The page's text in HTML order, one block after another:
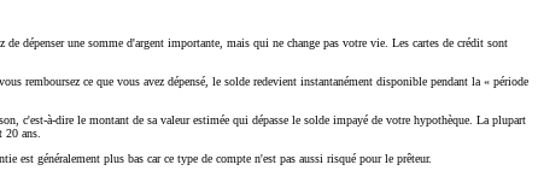
dépenser une somme d'argent importante, mais qui ne change pas votre vie. Les cartes de crédit sont
remboursez ce que vous avez dépensé, le solde redevient instantanément disponible pendant la « période
c'est-à-dire le montant de sa valeur estimée qui dépasse le solde impayé de votre hypothèque. La plupart
ans.
est généralement plus bas car ce type de compte n'est pas aussi risqué pour le prêteur.